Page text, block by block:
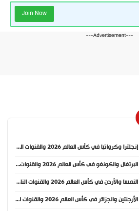
Join Now
---Advertisement---
موعد مباراة إنجلترا وكرواتيا في كأس العالم 2026 والقنوات الناقلة
موعد مباراة البرتغال والكونغو في كأس العالم 2026 والقنوات الناقلة
موعد مباراة النمسا والأردن في كأس العالم 2026 والقنوات الناقلة
موعد مباراة الأرجنتين والجزائر في كأس العالم 2026 والقنوات الناقلة